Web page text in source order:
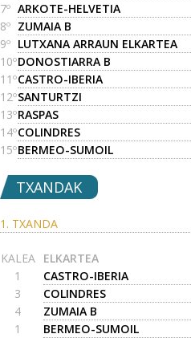
7º ARKOTE-HELVETIA
8º ZUMAIA B
9º LUTXANA ARRAUN ELKARTEA
10ºDONOSTIARRA B
11ºCASTRO-IBERIA
12ºSANTURTZI
13ºRASPAS
14ºCOLINDRES
15ºBERMEO-SUMOIL
TXANDAK
1. TXANDA
KALEA
ELKARTEA
1
CASTRO-IBERIA
3
COLINDRES
4
ZUMAIA B
1
BERMEO-SUMOIL